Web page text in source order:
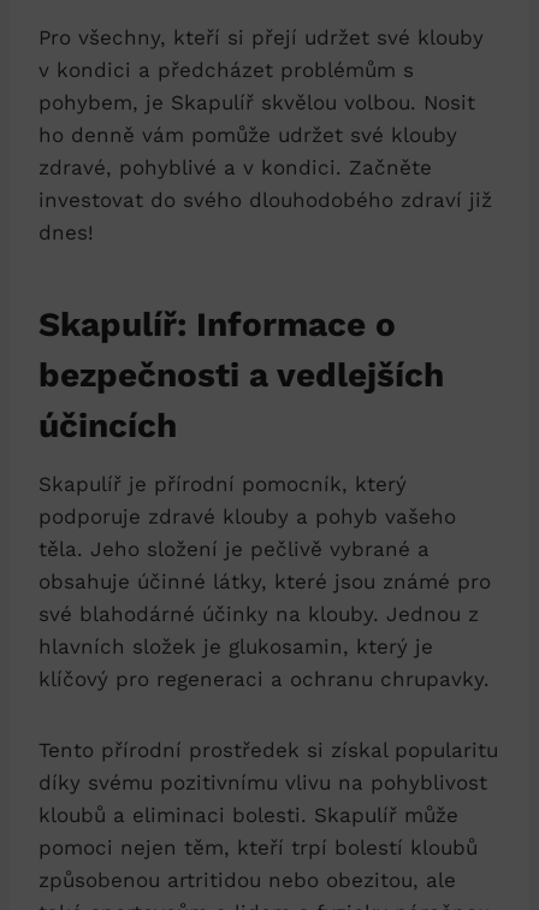
Pro všechny, kteří si přejí udržet své klouby
v kondici a předcházet problémům s
pohybem, je Skapulíř skvělou volbou. Nosit
ho denně vám pomůže udržet své klouby
zdravé, pohyblivé a v kondici. Začněte
investovat do svého dlouhodobého zdraví již
dnes!
Skapulíř: Informace o
bezpečnosti a vedlejších
účincích
Skapulíř je přírodní pomocník, který
podporuje zdravé klouby a pohyb vašeho
těla. Jeho složení je pečlivě vybrané a
obsahuje účinné látky, které jsou známé pro
své blahodárné účinky na klouby. Jednou z
hlavních složek je glukosamin, který je
klíčový pro regeneraci a ochranu chrupavky.
Tento přírodní prostředek si získal popularitu
díky svému pozitivnímu vlivu na pohyblivost
kloubů a eliminaci bolesti. Skapulíř může
pomoci nejen těm, kteří trpí bolestí kloubů
způsobenou artritidou nebo obezitou, ale